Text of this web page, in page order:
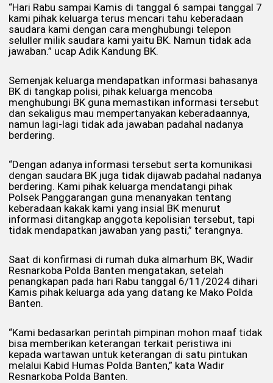
“Hari Rabu sampai Kamis di tanggal 6 sampai tanggal 7
kami pihak keluarga terus mencari tahu keberadaan
saudara kami dengan cara menghubungi telepon
seluller milik saudara kami yaitu BK. Namun tidak ada
jawaban.” ucap Adik Kandung BK.
Semenjak keluarga mendapatkan informasi bahasanya
BK di tangkap polisi, pihak keluarga mencoba
menghubungi BK guna memastikan informasi tersebut
dan sekaligus mau mempertanyakan keberadaannya,
namun lagi-lagi tidak ada jawaban padahal nadanya
berdering.
“Dengan adanya informasi tersebut serta komunikasi
dengan saudara BK juga tidak dijawab padahal nadanya
berdering. Kami pihak keluarga mendatangi pihak
Polsek Panggarangan guna menanyakan tentang
keberadaan kakak kami yang insial BK menurut
informasi ditangkap anggota kepolisian tersebut, tapi
tidak mendapatkan jawaban yang pasti,” terangnya.
Saat di konfirmasi di rumah duka almarhum BK, Wadir
Resnarkoba Polda Banten mengatakan, setelah
penangkapan pada hari Rabu tanggal 6/11/2024 dihari
Kamis pihak keluarga ada yang datang ke Mako Polda
Banten.
“Kami bedasarkan perintah pimpinan mohon maaf tidak
bisa memberikan keterangan terkait peristiwa ini
kepada wartawan untuk keterangan di satu pintukan
melalui Kabid Humas Polda Banten,” kata Wadir
Resnarkoba Polda Banten.